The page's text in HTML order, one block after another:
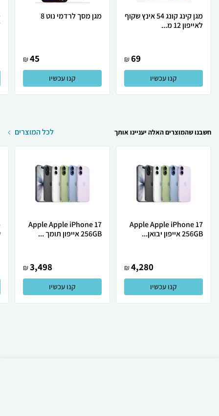
מגן קינג קונג 54 אינץ שקוף
לאייפון 12 מ...
69
₪
קנו עכשיו
מגן מסך לרדמי נוט 8
45
₪
קנו עכשיו
חשבנו שהמוצרים האלה יעניינו אותך לכל המוצרים
Apple Apple iPhone 17
256GB אייפון יבואן...
4,280
₪
קנו עכשיו
Apple Apple iPhone 17
256GB אייפון תומך ...
3,498
₪
קנו עכשיו